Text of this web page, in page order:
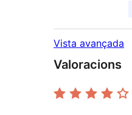
Vista avançada
Valoracions